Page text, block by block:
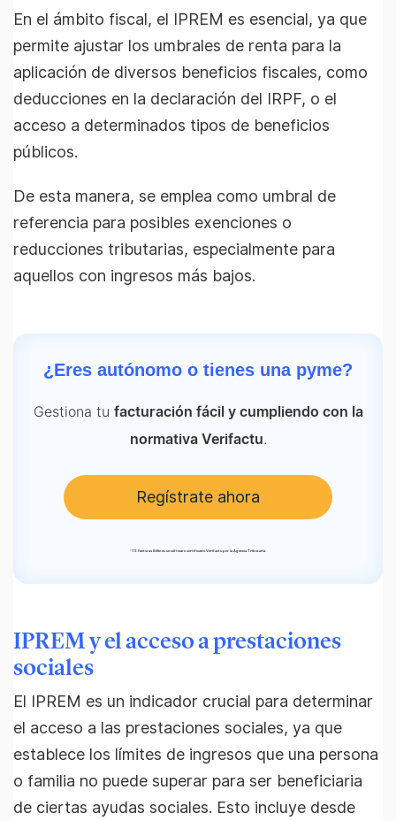
En el ámbito fiscal, el IPREM es esencial, ya que
permite ajustar los umbrales de renta para la
aplicación de diversos beneficios fiscales, como
deducciones en la declaración del IRPF, o el
acceso a determinados tipos de beneficios
públicos.
De esta manera, se emplea como umbral de
referencia para posibles exenciones o
reducciones tributarias, especialmente para
aquellos con ingresos más bajos.
¿Eres autónomo o tienes una pyme?
Gestiona tu facturación fácil y cumpliendo con la
normativa Verifactu.
Regístrate ahora
*TS Facturas Billin es un software certificado Verifactu por la Agencia Tributaria.
IPREM y el acceso a prestaciones
sociales
El IPREM es un indicador crucial para determinar
el acceso a las prestaciones sociales, ya que
establece los límites de ingresos que una persona
o familia no puede superar para ser beneficiaria
de ciertas ayudas sociales. Esto incluye desde